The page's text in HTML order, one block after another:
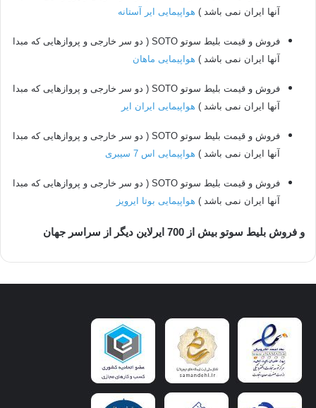
آنها ایران نمی باشد ) هواپیمایی ایر آستانه
فروش و قیمت بلیط سوتو SOTO ( دو سر خارجی و پروازهایی که مبدا
آنها ایران نمی باشد ) هواپیمایی ماهان
فروش و قیمت بلیط سوتو SOTO ( دو سر خارجی و پروازهایی که مبدا
آنها ایران نمی باشد ) هواپیمایی ایران ایر
فروش و قیمت بلیط سوتو SOTO ( دو سر خارجی و پروازهایی که مبدا
آنها ایران نمی باشد ) هواپیمایی اس 7 سیبری
فروش و قیمت بلیط سوتو SOTO ( دو سر خارجی و پروازهایی که مبدا
آنها ایران نمی باشد ) هواپیمایی بوتا ایرویز
و فروش بلیط سوتو بیش از 700 ایرلاین دیگر از سراسر جهان